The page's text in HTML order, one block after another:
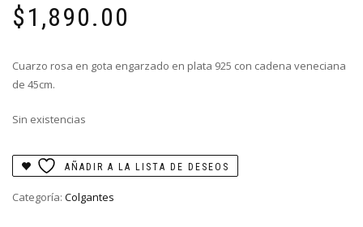
$1,890.00
Cuarzo rosa en gota engarzado en plata 925 con cadena veneciana
de 45cm.
Sin existencias
AÑADIR A LA LISTA DE DESEOS
Categoría: Colgantes